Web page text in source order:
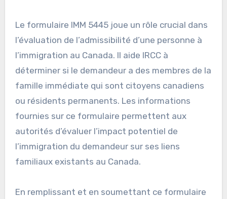
Le formulaire IMM 5445 joue un rôle crucial dans
l’évaluation de l’admissibilité d’une personne à
l’immigration au Canada. Il aide IRCC à
déterminer si le demandeur a des membres de la
famille immédiate qui sont citoyens canadiens
ou résidents permanents. Les informations
fournies sur ce formulaire permettent aux
autorités d’évaluer l’impact potentiel de
l’immigration du demandeur sur ses liens
familiaux existants au Canada.
En remplissant et en soumettant ce formulaire